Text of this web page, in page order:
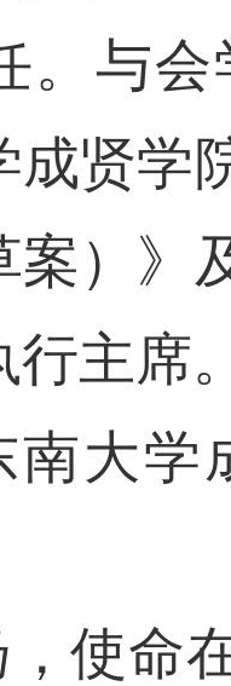
。与
成贤
案）》
行主席
南大学
使命